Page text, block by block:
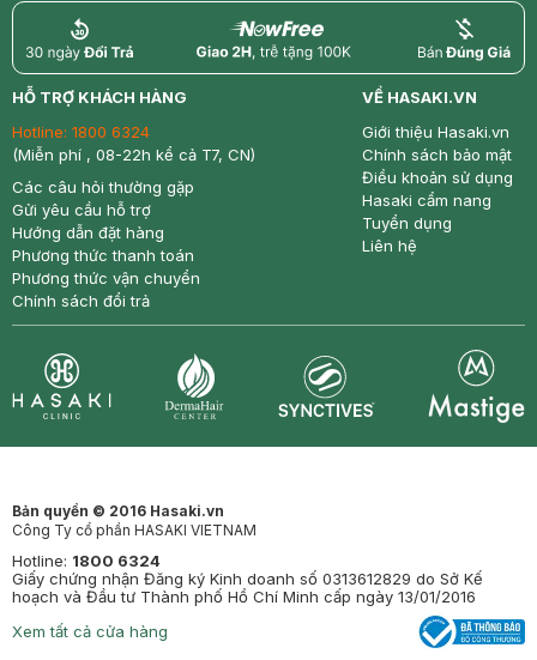
return nowfree price
HỖ TRỢ KHÁCH HÀNG
Hotline: 1800 6324
(Miễn phí , 08-22h kể cả T7, CN)
Các câu hỏi thường gặp
Gửi yêu cầu hỗ trợ
Hướng dẫn đặt hàng
Phương thức thanh toán
Phương thức vận chuyển
Chính sách đổi trả
VỀ HASAKI.VN
Giới thiệu Hasaki.vn
Chính sách bảo mật
Điều khoản sử dụng
Hasaki cẩm nang
Tuyển dụng
Liên hệ
Bản quyền © 2016 Hasaki.vn
Công Ty cổ phần HASAKI VIETNAM
Hotline: 1800 6324
Giấy chứng nhận Đăng ký Kinh doanh số 0313612829 do Sở Kế
hoạch và Đầu tư Thành phố Hồ Chí Minh cấp ngày 13/01/2016
Xem tất cả cửa hàng